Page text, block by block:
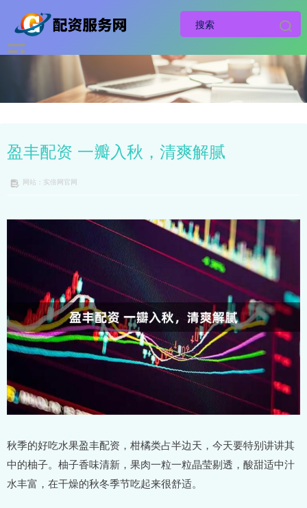
盈丰配资 一瓣入秋，清爽解腻
网站：实倍网官网
秋季的好吃水果盈丰配资，柑橘类占半边天，今天要特别讲讲其
中的柚子。柚子香味清新，果肉一粒一粒晶莹剔透，酸甜适中汁
水丰富，在干燥的秋冬季节吃起来很舒适。